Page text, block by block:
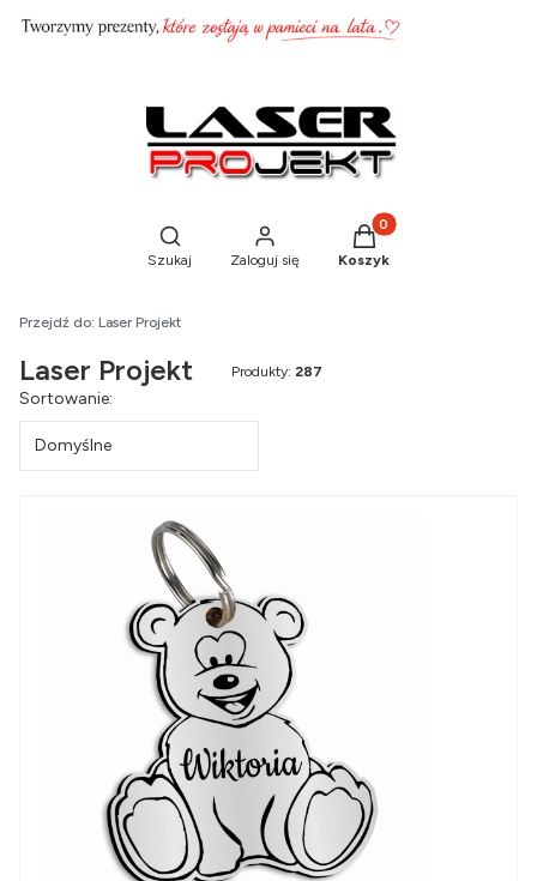
Otwórz wyszukiwarkę
Szukaj Zaloguj się
Produkty w koszyku:
Koszyk
Przejdź do: Laser Projekt
Laser Projekt Produkty: 287
Lista produktów
Sortowanie:
Domyślne